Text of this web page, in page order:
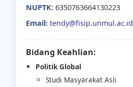
NUPTK: 6350763664130223
Email: tendy@fisip.unmul.ac.id
Bidang Keahlian:
Politik Global
Studi Masyarakat Asli